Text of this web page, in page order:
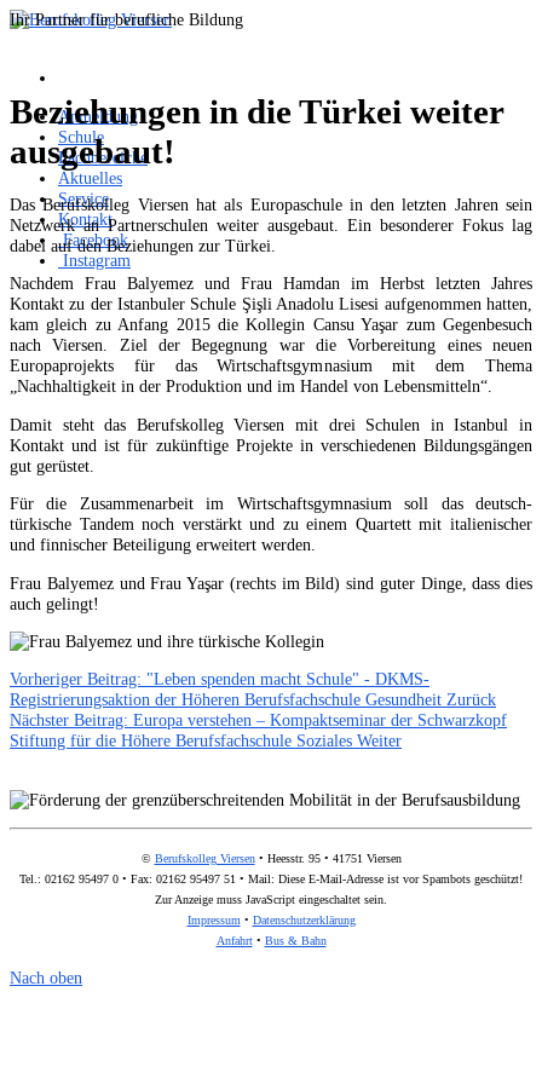
Ihr Partner für berufliche Bildung
Anmeldung
Schule
Fachbereiche
Aktuelles
Service
Kontakt
Facebook
Instagram
Beziehungen in die Türkei weiter
ausgebaut!
Das Berufskolleg Viersen hat als Europaschule in den letzten Jahren sein
Netzwerk an Partnerschulen weiter ausgebaut. Ein besonderer Fokus lag
dabei auf den Beziehungen zur Türkei.
Nachdem Frau Balyemez und Frau Hamdan im Herbst letzten Jahres
Kontakt zu der Istanbuler Schule Şişli Anadolu Lisesi aufgenommen hatten,
kam gleich zu Anfang 2015 die Kollegin Cansu Yaşar zum Gegenbesuch
nach Viersen. Ziel der Begegnung war die Vorbereitung eines neuen
Europaprojekts für das Wirtschaftsgymnasium mit dem Thema
„Nachhaltigkeit in der Produktion und im Handel von Lebensmitteln“.
Damit steht das Berufskolleg Viersen mit drei Schulen in Istanbul in
Kontakt und ist für zukünftige Projekte in verschiedenen Bildungsgängen
gut gerüstet.
Für die Zusammenarbeit im Wirtschaftsgymnasium soll das deutsch-
türkische Tandem noch verstärkt und zu einem Quartett mit italienischer
und finnischer Beteiligung erweitert werden.
Frau Balyemez und Frau Yaşar (rechts im Bild) sind guter Dinge, dass dies
auch gelingt!
Vorheriger Beitrag: "Leben spenden macht Schule" - DKMS-
Registrierungsaktion der Höheren Berufsfachschule Gesundheit Zurück
Nächster Beitrag: Europa verstehen – Kompaktseminar der Schwarzkopf
Stiftung für die Höhere Berufsfachschule Soziales Weiter
© Berufskolleg Viersen• Heesstr. 95 • 41751 Viersen
Tel.: 02162 95497 0 • Fax: 02162 95497 51 • Mail: Diese E-Mail-Adresse ist vor Spambots geschützt!
Zur Anzeige muss JavaScript eingeschaltet sein.
Impressum• Datenschutzerklärung
Anfahrt• Bus & Bahn
Nach oben